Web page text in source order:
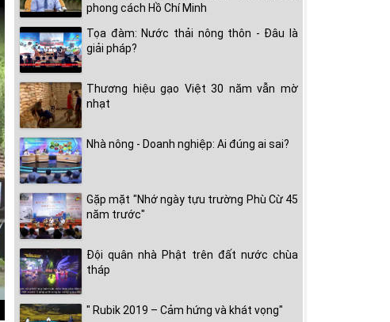
phong cách Hồ Chí Minh
Tọa đàm: Nước thải nông thôn - Đâu là
giải pháp?
Thương hiệu gạo Việt 30 năm vẫn mờ
nhạt
Nhà nông - Doanh nghiệp: Ai đúng ai sai?
Gặp mặt "Nhớ ngày tựu trường Phù Cừ 45
năm trước"
Đội quân nhà Phật trên đất nước chùa
tháp
" Rubik 2019 – Cảm hứng và khát vọng"